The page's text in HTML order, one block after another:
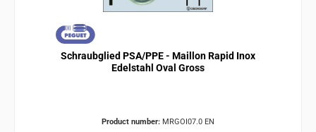
Schraubglied PSA/PPE - Maillon Rapid Inox
Edelstahl Oval Gross
Product number: MRGOI07.0 EN